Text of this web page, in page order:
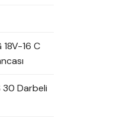
16 C
30 Darbeli